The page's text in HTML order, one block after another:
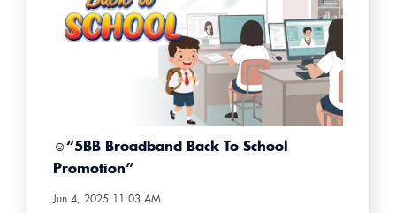
☺️“5BB Broadband Back To School
Promotion”
Jun 4, 2025 11:03 AM